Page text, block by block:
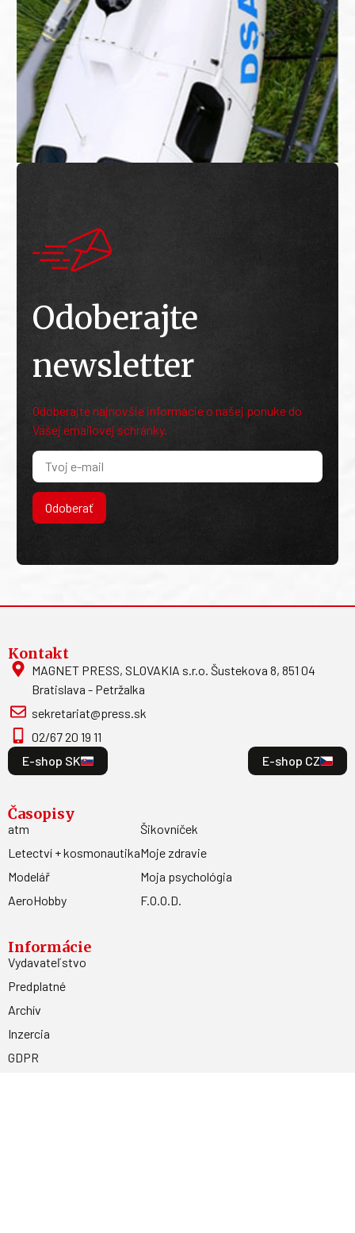
Odoberajte
newsletter
Odoberajte najnovšie informácie o našej ponuke do
Vašej emailovej schránky.
Odoberať
Kontakt
MAGNET PRESS, SLOVAKIA s.r.o. Šustekova 8, 851 04
Bratislava - Petržalka
sekretariat@press.sk
02/67 20 19 11
E-shop SK
E-shop CZ
Časopisy
atm
Letectví + kosmonautika
Modelář
AeroHobby
Šikovníček
Moje zdravie
Moja psychológia
F.O.O.D.
Informácie
Vydavateľstvo
Predplatné
Archív
Inzercia
GDPR